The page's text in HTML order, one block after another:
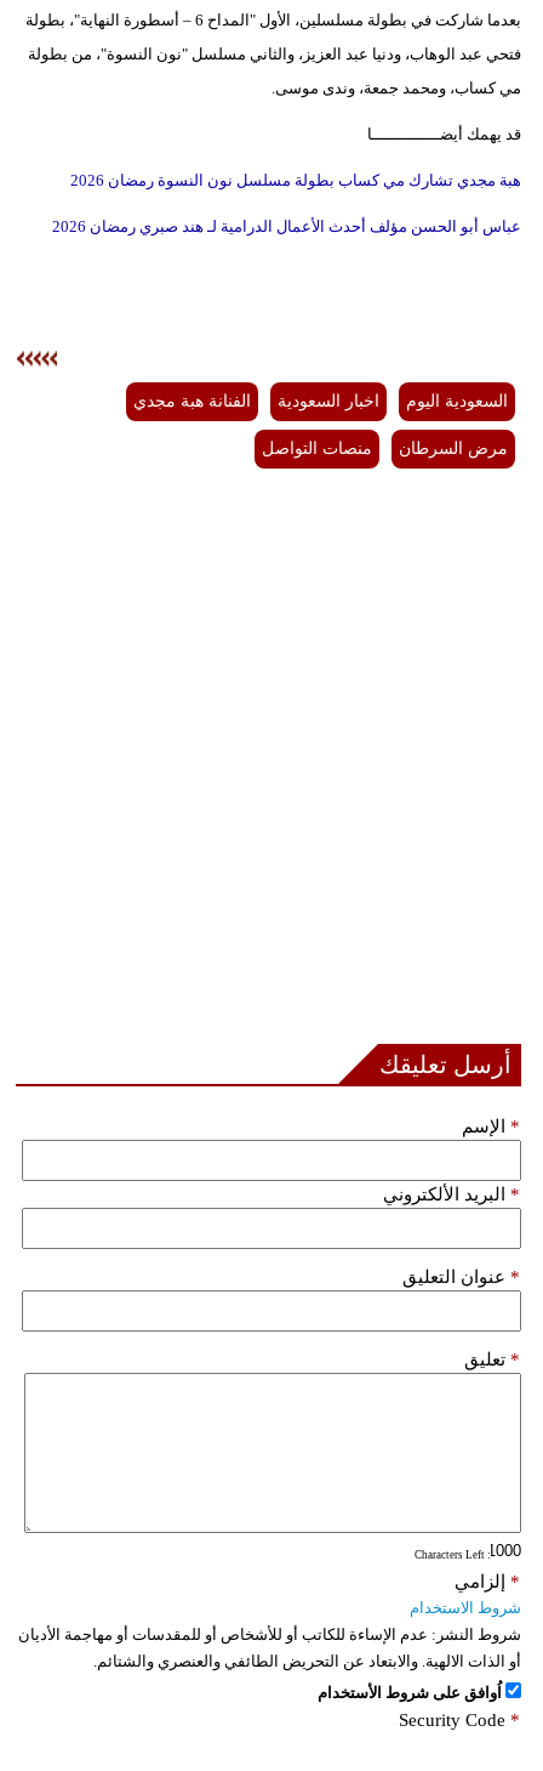
بعدما شاركت في بطولة مسلسلين، الأول "المداح 6 – أسطورة النهاية"، بطولة
فتحي عبد الوهاب، ودنيا عبد العزيز، والثاني مسلسل "نون النسوة"، من بطولة
مي كساب، ومحمد جمعة، وندى موسى.
قد يهمك أيضــــــــــــــا
هبة مجدي تشارك مي كساب بطولة مسلسل نون النسوة رمضان 2026
عباس أبو الحسن مؤلف أحدث الأعمال الدرامية لـ هند صبري رمضان 2026
السعودية اليوم اخبار السعودية الفنانة هبة مجدي
مرض السرطان منصات التواصل
أرسل تعليقك
الإسم *
البريد الألكتروني *
عنوان التعليق *
تعليق *
: Characters Left
إلزامي *
شروط الاستخدام
شروط النشر: عدم الإساءة للكاتب أو للأشخاص أو للمقدسات أو مهاجمة الأديان
أو الذات الالهية. والابتعاد عن التحريض الطائفي والعنصري والشتائم.
اُوافق على شروط الأستخدام
Security Code *